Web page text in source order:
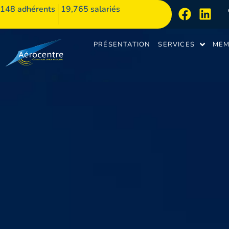
148 adhérents 19,765 salariés
PRÉSENTATION SERVICES